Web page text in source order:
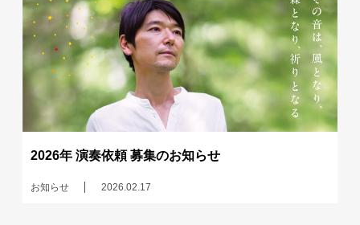
2026年 演奏依頼 募集のお知らせ
お知らせ 2026.02.17